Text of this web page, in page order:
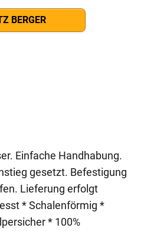
BERGER
Einfache Handhabung.
gesetzt. Befestigung
Lieferung erfolgt
* Schalenförmig *
* 100%